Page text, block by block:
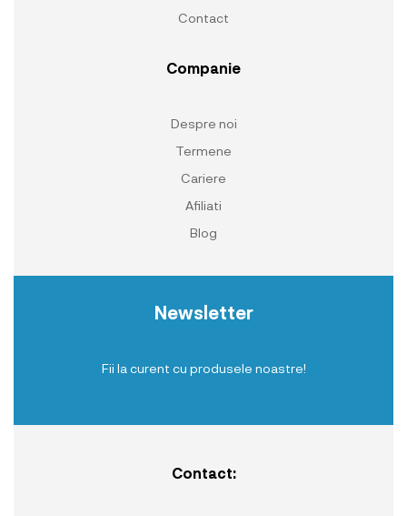
Contact
Companie
Despre noi
Termene
Cariere
Afiliati
Blog
Newsletter
Fii la curent cu produsele noastre!
Contact: